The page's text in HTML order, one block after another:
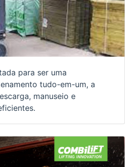
para ser uma
tudo-em-um, a
manuseio e